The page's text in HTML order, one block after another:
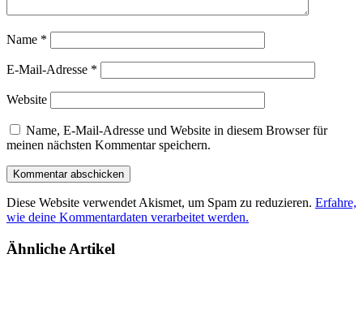
Name *
E-Mail-Adresse *
Website
Name, E-Mail-Adresse und Website in diesem Browser für
meinen nächsten Kommentar speichern.
Diese Website verwendet Akismet, um Spam zu reduzieren. Erfahre,
wie deine Kommentardaten verarbeitet werden.
Ähnliche Artikel